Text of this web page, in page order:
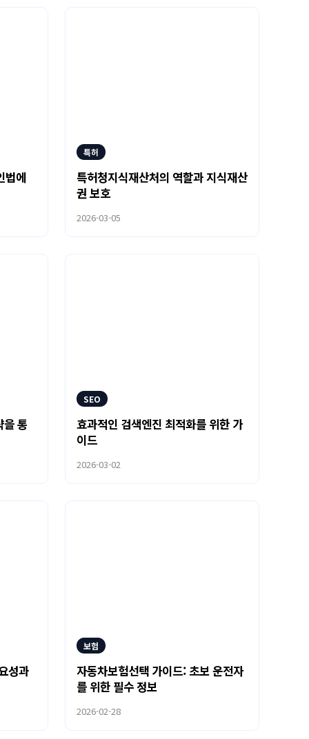
법에
특허
특허청지식재산처의 역할과 지식재산
권 보호
2026-03-05
통
SEO
효과적인 검색엔진 최적화를 위한 가
이드
2026-03-02
성과
보험
자동차보험선택 가이드: 초보 운전자
를 위한 필수 정보
2026-02-28